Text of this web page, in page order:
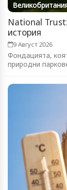
National
история
9 Август 2026
Фондацията,
природни